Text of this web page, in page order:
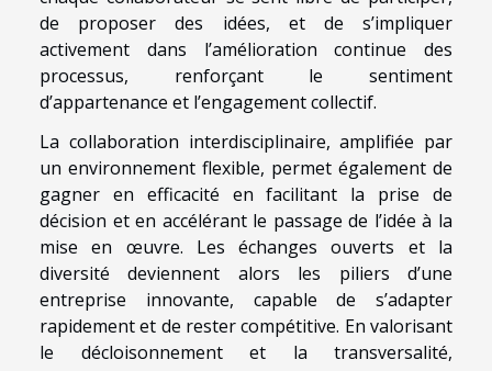
de proposer des idées, et de s’impliquer
activement dans l’amélioration continue des
processus, renforçant le sentiment
d’appartenance et l’engagement collectif.
La collaboration interdisciplinaire, amplifiée par
un environnement flexible, permet également de
gagner en efficacité en facilitant la prise de
décision et en accélérant le passage de l’idée à la
mise en œuvre. Les échanges ouverts et la
diversité deviennent alors les piliers d’une
entreprise innovante, capable de s’adapter
rapidement et de rester compétitive. En valorisant
le décloisonnement et la transversalité,